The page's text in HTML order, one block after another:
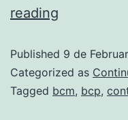
reading
Published 9 de
Categorized as
Tagged bcm, bcp,